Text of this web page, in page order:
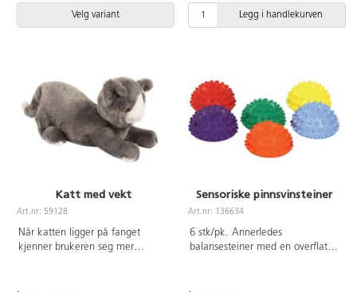
Velg variant
og varmes i mikrobølgeovnen
eller avkjøles i fryseren. Vekt:
Legg i handlekurven
Katt med vekt
Art.nr: 59128
Når katten ligger på fanget
kjenner brukeren seg mer
som et vektteppe. Vekt 1,9 kg.
Sensoriske pinnsvinsteiner
Art.nr: 136634
6 stk/pk. Annerledes
balansesteiner med en overflate
overflaten som en sugekopp. Når